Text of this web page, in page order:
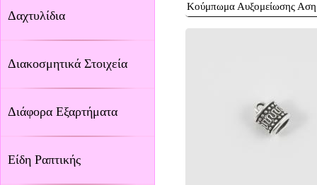
Δαχτυλίδια
Διακοσμητικά Στοιχεία
Διάφορα Εξαρτήματα
Είδη Ραπτικής
Κούμπωμα Αυξομείωσης